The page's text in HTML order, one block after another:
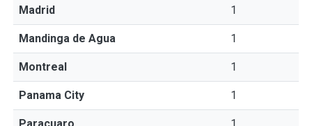
Madrid 1
Mandinga de Agua 1
Montreal 1
Panama City 1